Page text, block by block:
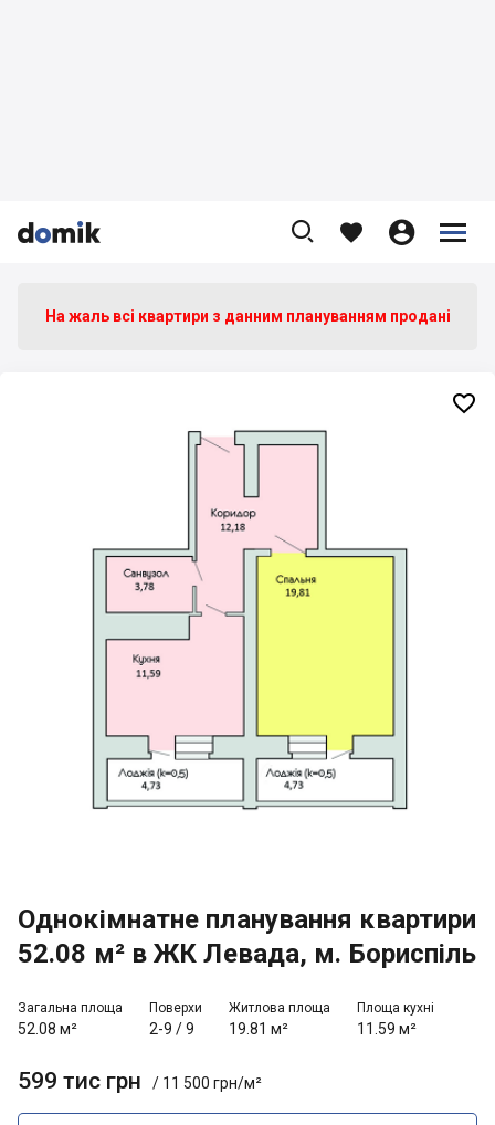


    


На жаль всі квартири з данним плануванням продані
Однокімнатне планування квартири
52.08 м² в ЖК Левада, м. Бориспіль
Загальна площа
52.08 м²
Поверхи
2-9 /9
Житлова площа
19.81 м²
Площа кухні
11.59 м²
599 тис грн / 11 500 грн/м²
